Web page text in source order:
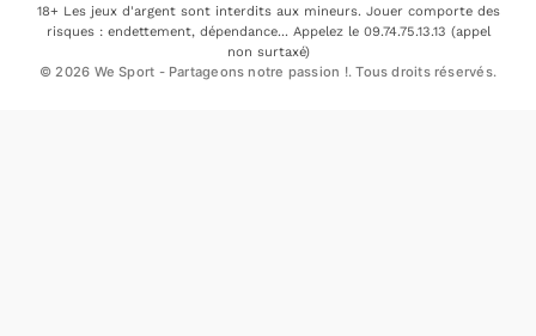
18+ Les jeux d'argent sont interdits aux mineurs. Jouer comporte des
risques : endettement, dépendance... Appelez le 09.74.75.13.13 (appel
non surtaxé)
© 2026 We Sport - Partageons notre passion !. Tous droits réservés.